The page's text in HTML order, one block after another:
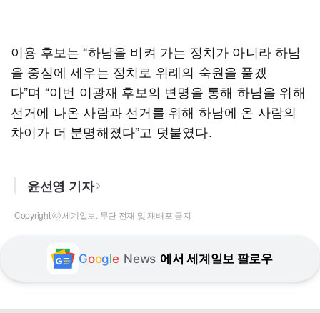
이용 후보는 “하남을 비켜 가는 정치가 아니라 하남
을 중심에 세우는 정치로 위례의 숙원을 풀겠
다”며 “이번 이광재 후보의 변명을 통해 하남을 위해
선거에 나온 사람과 선거를 위해 하남에 온 사람의
차이가 더 분명해졌다”고 덧붙였다.
윤선영 기자
Copyright ⓒ 세계일보. 무단 전재 및 재배포 금지
Google News 에서 세계일보 팔로우